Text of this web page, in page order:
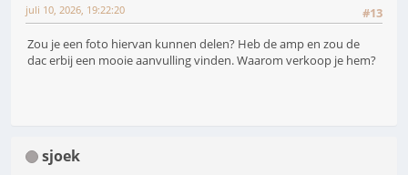
#13
juli 10, 2026, 19:22:20
Zou je een foto hiervan kunnen delen? Heb de amp en zou de
dac erbij een mooie aanvulling vinden. Waarom verkoop je hem?
sjoek